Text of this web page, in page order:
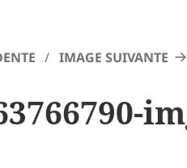
IMAGE SUIVANTE